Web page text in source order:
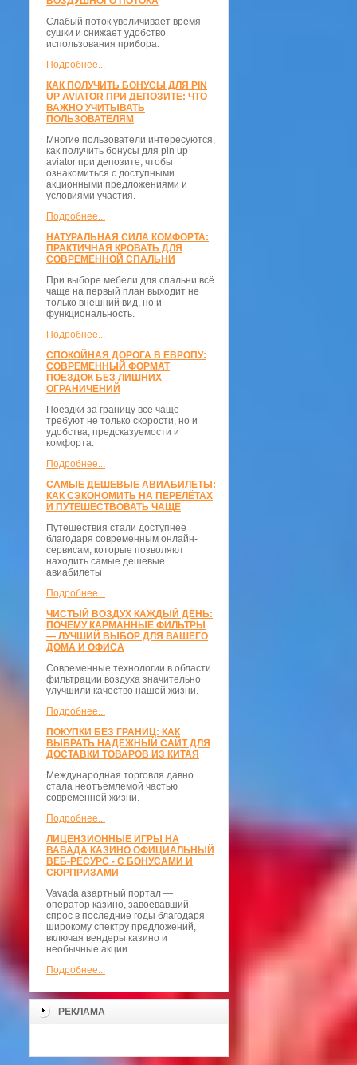
Слабый поток увеличивает время
сушки и снижает удобство
использования прибора.
Подробнее...
КАК ПОЛУЧИТЬ БОНУСЫ ДЛЯ PIN
UP AVIATOR ПРИ ДЕПОЗИТЕ: ЧТО
ВАЖНО УЧИТЫВАТЬ
ПОЛЬЗОВАТЕЛЯМ
Многие пользователи интересуются,
как получить бонусы для pin up
aviator при депозите, чтобы
ознакомиться с доступными
акционными предложениями и
условиями участия.
Подробнее...
НАТУРАЛЬНАЯ СИЛА КОМФОРТА:
ПРАКТИЧНАЯ КРОВАТЬ ДЛЯ
СОВРЕМЕННОЙ СПАЛЬНИ
При выборе мебели для спальни всё
чаще на первый план выходит не
только внешний вид, но и
функциональность.
Подробнее...
СПОКОЙНАЯ ДОРОГА В ЕВРОПУ:
СОВРЕМЕННЫЙ ФОРМАТ
ПОЕЗДОК БЕЗ ЛИШНИХ
ОГРАНИЧЕНИЙ
Поездки за границу всё чаще
требуют не только скорости, но и
удобства, предсказуемости и
комфорта.
Подробнее...
САМЫЕ ДЕШЕВЫЕ АВИАБИЛЕТЫ:
КАК СЭКОНОМИТЬ НА ПЕРЕЛЁТАХ
И ПУТЕШЕСТВОВАТЬ ЧАЩЕ
Путешествия стали доступнее
благодаря современным онлайн-
сервисам, которые позволяют
находить самые дешевые
авиабилеты
Подробнее...
ЧИСТЫЙ ВОЗДУХ КАЖДЫЙ ДЕНЬ:
ПОЧЕМУ КАРМАННЫЕ ФИЛЬТРЫ
— ЛУЧШИЙ ВЫБОР ДЛЯ ВАШЕГО
ДОМА И ОФИСА
Современные технологии в области
фильтрации воздуха значительно
улучшили качество нашей жизни.
Подробнее...
ПОКУПКИ БЕЗ ГРАНИЦ: КАК
ВЫБРАТЬ НАДЕЖНЫЙ САЙТ ДЛЯ
ДОСТАВКИ ТОВАРОВ ИЗ КИТАЯ
Международная торговля давно
стала неотъемлемой частью
современной жизни.
Подробнее...
ЛИЦЕНЗИОННЫЕ ИГРЫ НА
ВАВАДА КАЗИНО ОФИЦИАЛЬНЫЙ
ВЕБ-РЕСУРС - С БОНУСАМИ И
СЮРПРИЗАМИ
Vavada азартный портал —
оператор казино, завоевавший
спрос в последние годы благодаря
широкому спектру предложений,
включая вендеры казино и
необычные акции
Подробнее...
РЕКЛАМА